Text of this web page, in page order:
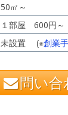
50㎡～
１部屋 600円～
未設置 (※創業
問い合